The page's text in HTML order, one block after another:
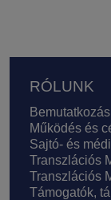
Lábléc
RÓLUNK
Működés és
Sajtó- és
Transzlációs
Transzlációs
Támogatók,